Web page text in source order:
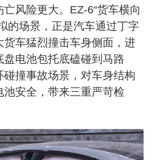
风险更大。EZ-6“货车横向
的场景，正是汽车通过丁字
车猛烈撞击车身侧面，进
电池包托底磕碰到马路
撞事故场景，对车身结构
安全，带来三重严苛检